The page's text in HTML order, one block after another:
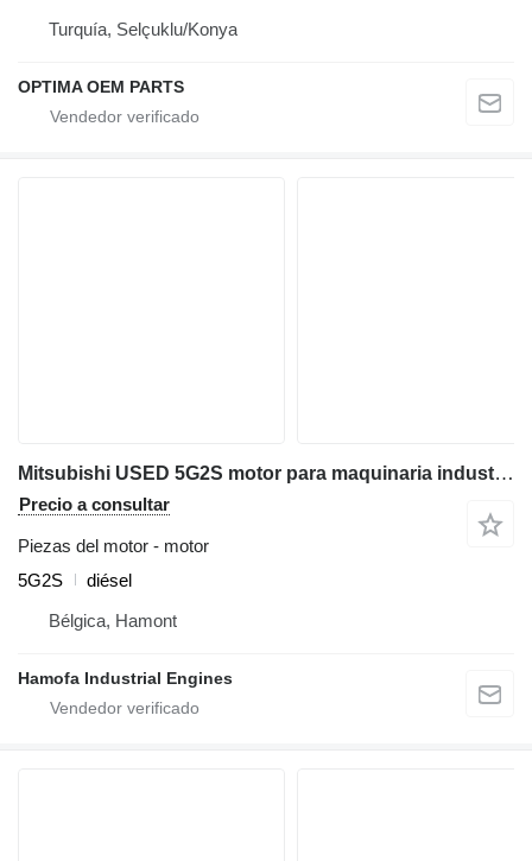
Turquía, Selçuklu/Konya
OPTIMA OEM PARTS
Mitsubishi USED 5G2S motor para maquinaria industrial
Precio a consultar
Piezas del motor - motor
5G2S
diésel
Bélgica, Hamont
Hamofa Industrial Engines